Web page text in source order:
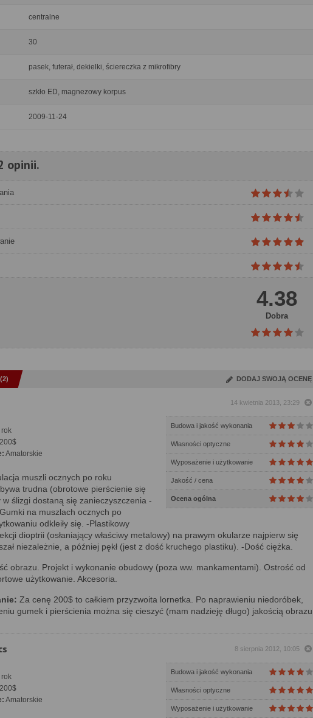
centralne
30
pasek, futerał, dekielki, ściereczka z mikrofibry
szkło ED, magnezowy korpus
2009-11-24
opinii.
4.38
Dobra
DODAJ SWOJĄ OCENĘ
14 kwietnia 2013, 23:29
Budowa i jakość wykonania
Własności optyczne
Wyposażenie i użytkowanie
Jakość / cena
Ocena ogólna
rok
200$
Amatorskie
muszli ocznych po roku
trudna (obrotowe pierścienie się
w ślizgi dostaną się zanieczyszczenia -
na muszlach ocznych po
odkleiły się. -Plastikowy
dioptrii (osłaniający właściwy metalowy) na prawym okularze najpierw się
niezależnie, a później pękł (jest z dość kruchego plastiku). -Dość ciężka.
obrazu. Projekt i wykonanie obudowy (poza ww. mankamentami). Ostrość od
użytkowanie. Akcesoria.
Za cenę 200$ to całkiem przyzwoita lornetka. Po naprawieniu niedoróbek,
gumek i pierścienia można się cieszyć (mam nadzieję długo) jakością obrazu.
8 sierpnia 2012, 10:05
Budowa i jakość wykonania
Własności optyczne
Wyposażenie i użytkowanie
rok
200$
Amatorskie